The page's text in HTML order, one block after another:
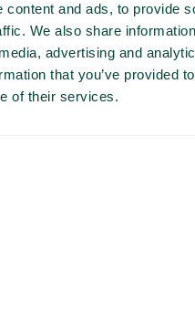
and ads, to provide
We also share
advertising and
that you’ve provided
of their services.
samarbeid med Telia i